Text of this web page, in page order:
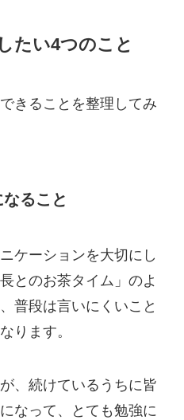
たい4つのこと
きることを整理してみ
ること
ケーションを大切にし
とのお茶タイム」のよ
普段は言いにくいこと
ります。
、続けているうちに皆
なって、とても勉強に